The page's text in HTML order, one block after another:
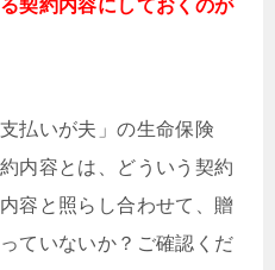
契約内容にしておくのが
払いが夫」の生命保険
内容とは、どういう契約
容と照らし合わせて、贈
ていないか？ご確認くだ